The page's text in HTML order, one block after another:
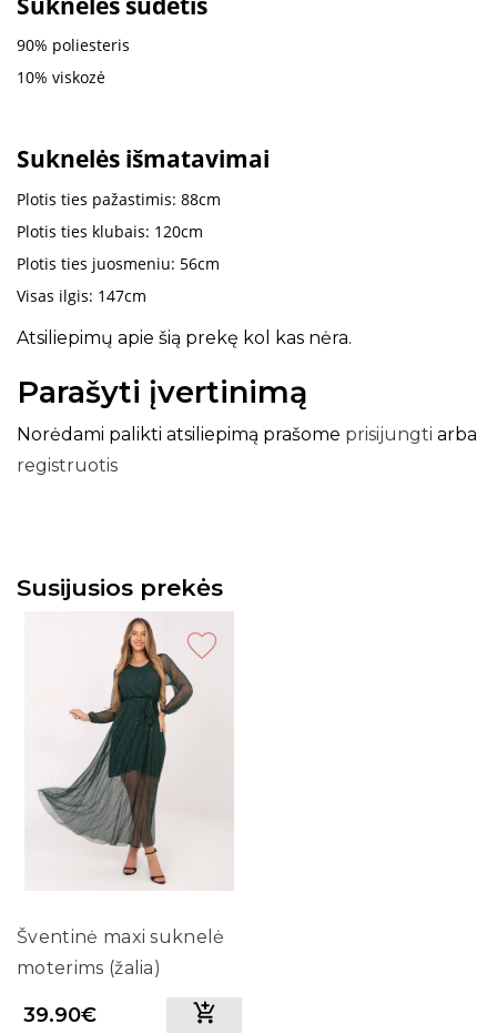
90% poliesteris
10% viskozė
Suknelės išmatavimai
Plotis ties pažastimis: 88cm
Plotis ties klubais: 120cm
Plotis ties juosmeniu: 56cm
Visas ilgis: 147cm
Atsiliepimų apie šią prekę kol kas nėra.
Parašyti įvertinimą
Norėdami palikti atsiliepimą prašome prisijungti arba
registruotis
Susijusios prekės
Šventinė maxi suknelė
moterims (žalia)
39.90€